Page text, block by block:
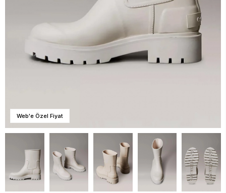
Web'e Özel Fiyat